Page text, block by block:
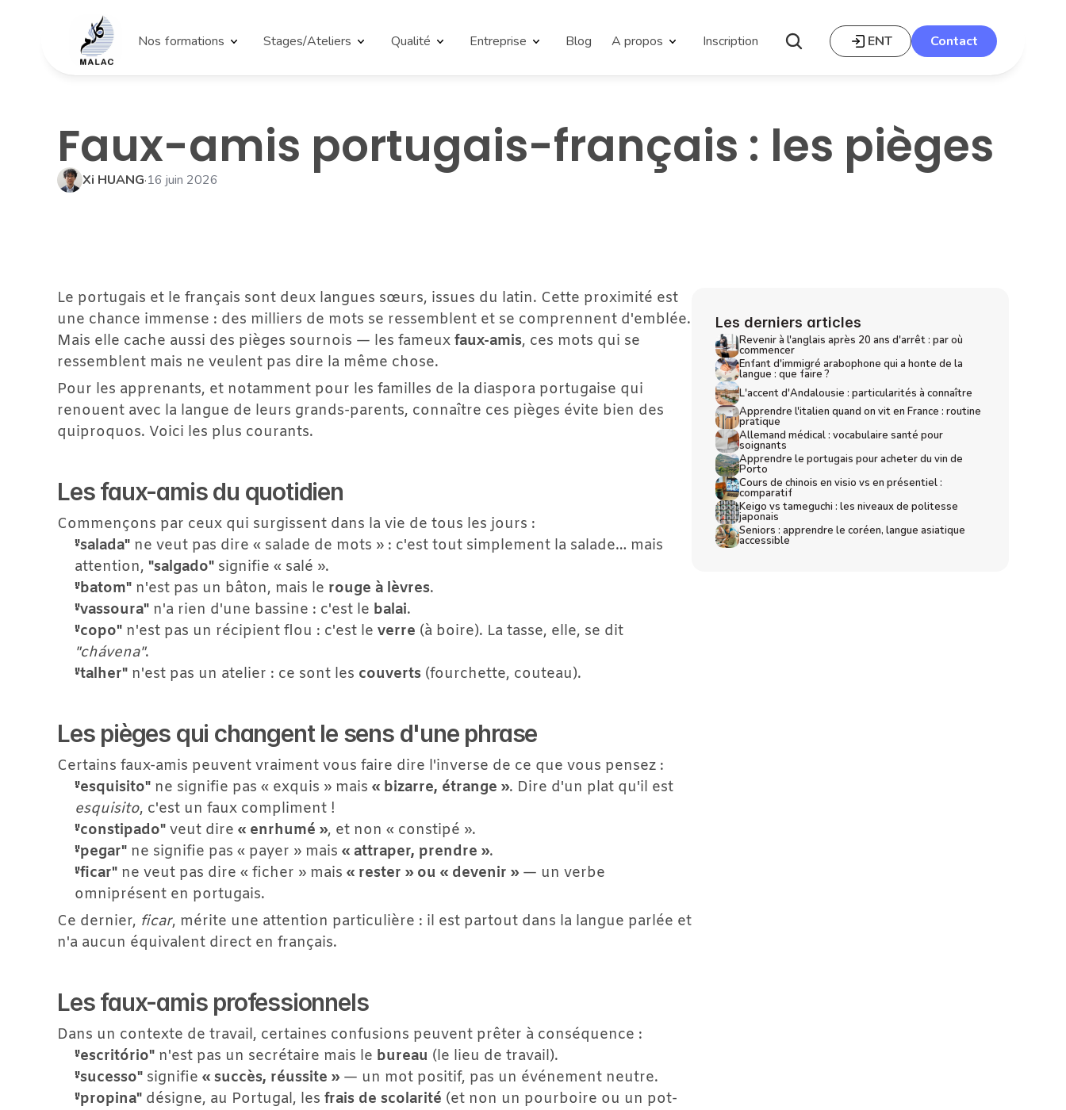
Nos formations Stages/Ateliers Qualité Entreprise Blog A propos Inscription ENT Contact
Faux-amis portugais-français : les pièges
Xi HUANG·16 juin 2026
Le portugais et le français sont deux langues sœurs, issues du latin. Cette proximité est
une chance immense : des milliers de mots se ressemblent et se comprennent d'emblée.
Mais elle cache aussi des pièges sournois — les fameux faux-amis, ces mots qui se
ressemblent mais ne veulent pas dire la même chose.
Pour les apprenants, et notamment pour les familles de la diaspora portugaise qui
renouent avec la langue de leurs grands-parents, connaître ces pièges évite bien des
quiproquos. Voici les plus courants.
Les faux-amis du quotidien
Commençons par ceux qui surgissent dans la vie de tous les jours :
"salada" ne veut pas dire « salade de mots » : c'est tout simplement la salade… mais
attention, "salgado" signifie « salé ».
"batom" n'est pas un bâton, mais le rouge à lèvres.
"vassoura" n'a rien d'une bassine : c'est le balai.
"copo" n'est pas un récipient flou : c'est le verre
"chávena".
"talher" n'est pas un atelier : ce sont les couverts (fourchette, couteau).
Les pièges qui changent le sens d'une phrase
Certains faux-amis peuvent vraiment vous faire dire l'inverse de ce que vous pensez :
"esquisito" ne signifie pas « exquis » mais « bizarre, étrange »
esquisito, c'est un faux compliment !
"constipado" veut dire « enrhumé », et non « constipé ».
"pegar" ne signifie pas « payer » mais « attraper, prendre ».
"ficar" ne veut pas dire « ficher » mais « rester » ou « devenir » — un verbe
omniprésent en portugais.
Ce dernier, ficar, mérite une attention particulière : il est partout dans la langue parlée et
n'a aucun équivalent direct en français.
Les faux-amis professionnels
Dans un contexte de travail, certaines confusions peuvent prêter à conséquence :
"escritório" n'est pas un secrétaire mais le bureau (le lieu de travail).
"sucesso" signifie « succès, réussite » — un mot positif, pas un événement neutre.
"propina" désigne, au Portugal, les frais de scolarité (et non un pourboire ou un pot-
Les derniers articles
Revenir à l'anglais après 20 ans d'arrêt : par où
commencer
Enfant d'immigré arabophone qui a honte de la
langue : que faire ?
L'accent d'Andalousie : particularités à connaître
Apprendre l'italien quand on vit en France : routine
pratique
Allemand médical : vocabulaire santé pour
soignants
Apprendre le portugais pour acheter du vin de
Porto
Cours de chinois en visio vs en présentiel :
comparatif
Keigo vs tameguchi : les niveaux de politesse
japonais
Seniors : apprendre le coréen, langue asiatique
accessible